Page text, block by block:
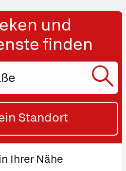
und
finden
Standort
Ihrer Nähe